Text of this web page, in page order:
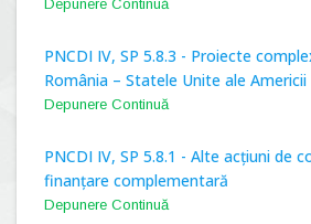
Depunere Continuă
PNCDI IV, SP 5.8.3 - Proiecte
România – Statele Unite ale Americii
Depunere Continuă
PNCDI IV, SP 5.8.1 - Alte acțiuni de
finanțare complementară
Depunere Continuă